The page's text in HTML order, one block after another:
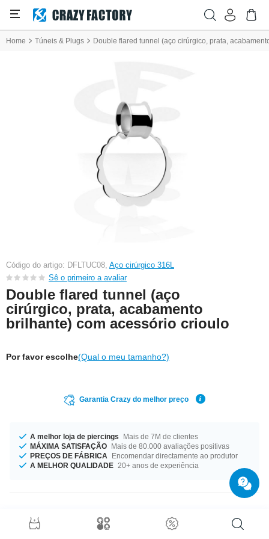
Home Túneis & Plugs Double flared tunnel (aço cirúrgico, prata,
Código do artigo: DFLTUC08, Aço cirúrgico 316L
Sê o primeiro a avaliar
Double flared tunnel (aço
cirúrgico, prata, acabamento
brilhante) com acessório crioulo
Por favor escolhe(Qual o meu tamanho?)
Garantia Crazy do melhor preço
A melhor loja de piercings
Mais de 7M de clientes
MÁXIMA SATISFAÇÃO Mais de 80.000 avaliações positivas
PREÇOS DE FÁBRICA
Encomendar directamente ao produtor
A MELHOR QUALIDADE 20+ anos de experiência
Detalhes do produto